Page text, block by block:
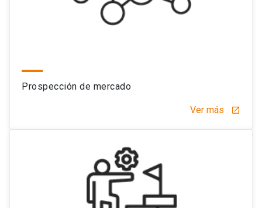
Prospección de mercado
Ver más launch